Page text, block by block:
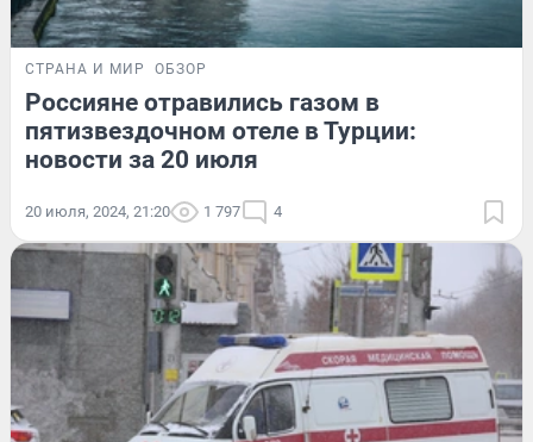
СТРАНА И МИР ОБЗОР
Россияне отравились газом в
пятизвездочном отеле в Турции:
новости за 20 июля
20 июля, 2024, 21:20 1 797 4